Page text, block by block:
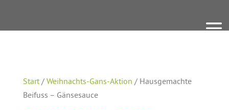
Start/ Weihnachts-Gans-Aktion / Hausgemachte
Beifuss – Gänsesauce